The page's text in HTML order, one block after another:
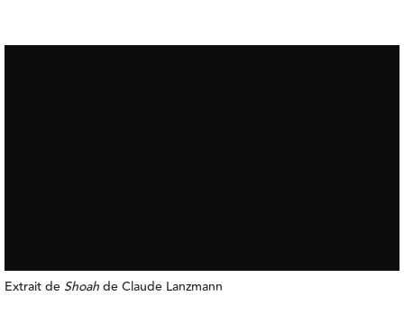
Extrait de Shoahde Claude Lanzmann